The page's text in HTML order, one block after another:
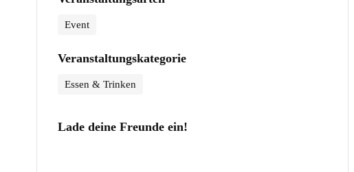
Event
Veranstaltungskategorie
Essen & Trinken
Lade deine Freunde ein!